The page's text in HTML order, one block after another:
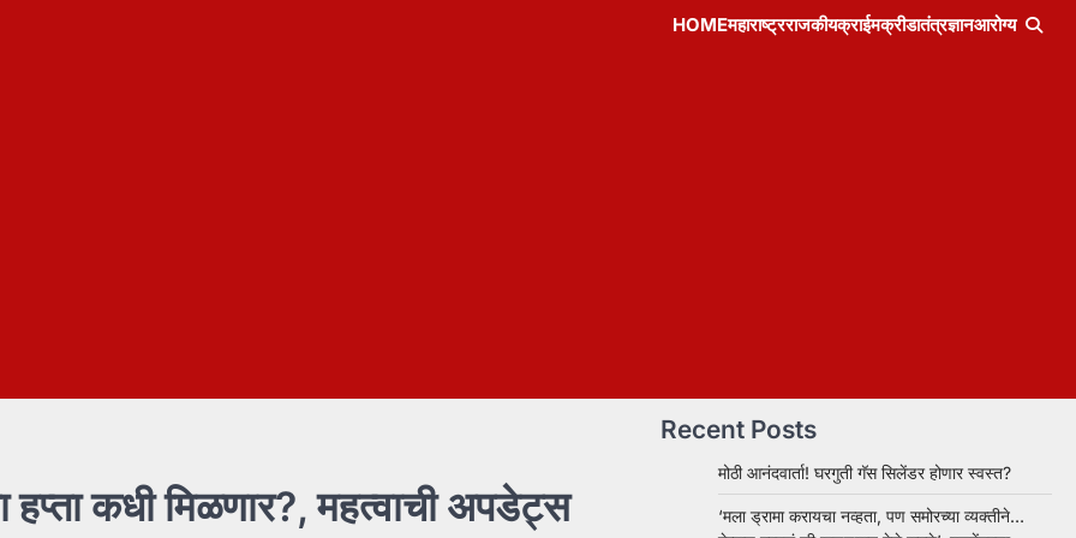
HOMEमहाराष्ट्रराजकीयक्राईमक्रीडातंत्रज्ञानआरोग्य
कधी मिळणार?, महत्वाची अपडेट्स
Recent Posts
मोठी आनंदवार्ता! घरगुती गॅस सिलेंडर होणार स्वस्त?
‘मला ड्रामा करायचा नव्हता, पण समोरच्या व्यक्तीने…